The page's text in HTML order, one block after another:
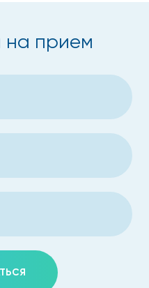
на прием